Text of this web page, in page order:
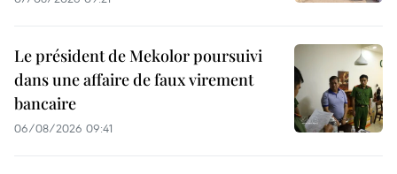
Le président de Mekolor poursuivi
dans une affaire de faux virement
bancaire
06/08/2026 09:41